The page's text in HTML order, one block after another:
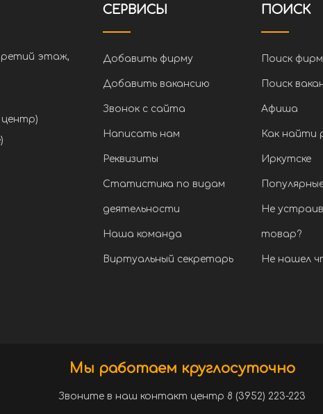
этаж,
центр)
СЕРВИСЫ
Добавить фирму
Добавить вакансию
Звонок с сайта
Написать нам
Реквизиты
Статистика по видам
деятельности
Наша команда
Виртуальный секретарь
ПОИСК
Поиск фирм
Поиск
Афиша
Как найти
Иркутске
Не
товар?
Не нашел
Мы работаем круглосуточно
Звоните в наш контакт центр 8 (3952) 223-223